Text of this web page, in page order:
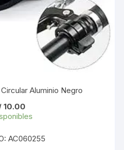
Aluminio Negro
10.00
AC060255